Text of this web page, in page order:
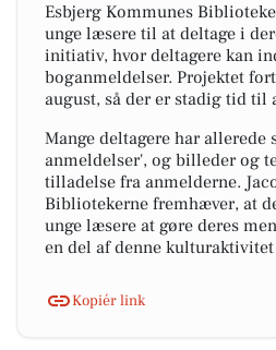
Esbjerg Kommunes
unge læsere til at deltage i
initiativ, hvor deltagere kan
boganmeldelser. Projektet
august, så der er stadig tid til
Mange deltagere har allerede
anmeldelser', og billeder og
tilladelse fra anmelderne.
Bibliotekerne fremhæver, at
unge læsere at gøre deres
en del af denne
Kopiér link